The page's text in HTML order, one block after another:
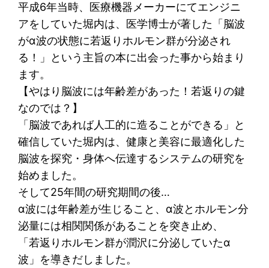
平成6年当時、医療機器メーカーにてエンジニ
アをしていた堀内は、医学博士が著した「脳波
がα波の状態に若返りホルモン群が分泌され
る！」という主旨の本に出会った事から始まり
ます。
【やはり脳波には年齢差があった！若返りの鍵
なのでは？】
「脳波であれば人工的に造ることができる」と
確信していた堀内は、健康と美容に最適化した
脳波を探究・身体へ伝達するシステムの研究を
始めました。
そして25年間の研究期間の後…
α波には年齢差が生じること、α波とホルモン分
泌量には相関関係があることを突き止め、
「若返りホルモン群が潤沢に分泌していたα
波」を導きだしました。